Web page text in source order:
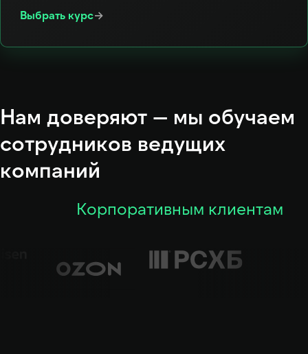
Выбрать курс→
Нам доверяют — мы обучаем
сотрудников ведущих
компаний
Корпоративным клиентам